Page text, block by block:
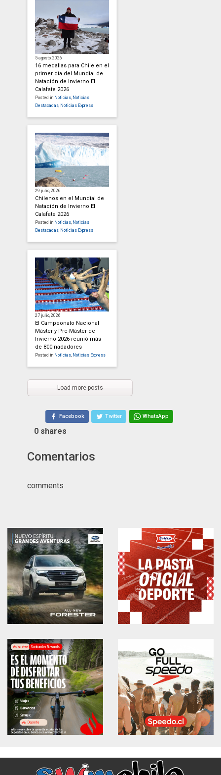
5 agosto, 2026
16 medallas para Chile en el
primer día del Mundial de
Natación de Invierno El
Calafate 2026
Posted in Noticias Noticias
Destacadas Noticias Express
29 julio, 2026
Chilenos en el Mundial de
Natación de Invierno El
Calafate 2026
Posted in Noticias Noticias
Destacadas Noticias Express
27 julio, 2026
El Campeonato Nacional
Máster y Pre-Máster de
Invierno 2026 reunió más
de 800 nadadores
Posted in Noticias Noticias Express
Load more posts
Facebook Twitter WhatsApp
0 shares
Comentarios
comments